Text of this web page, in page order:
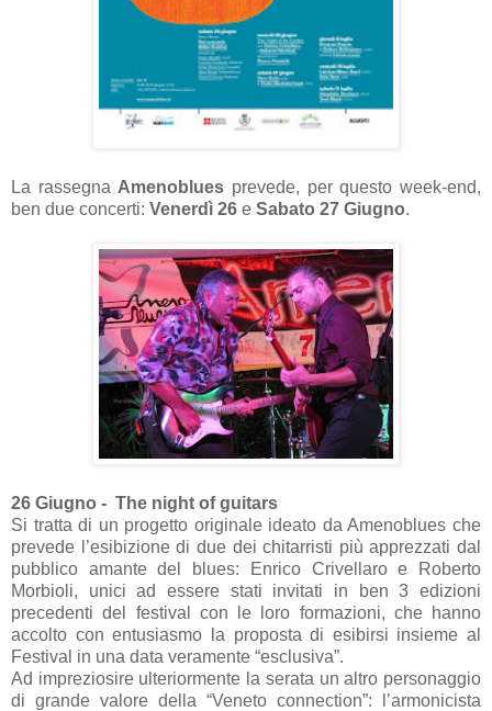
La rassegna Amenoblues prevede, per questo week-end,
ben due concerti: Venerdì 26 e Sabato 27 Giugno.
26 Giugno - The night of guitars
Si tratta di un progetto originale ideato da Amenoblues che
prevede l’esibizione di due dei chitarristi più apprezzati dal
pubblico amante del blues: Enrico Crivellaro e Roberto
Morbioli, unici ad essere stati invitati in ben 3 edizioni
precedenti del festival con le loro formazioni, che hanno
accolto con entusiasmo la proposta di esibirsi insieme al
Festival in una data veramente “esclusiva”.
Ad impreziosire ulteriormente la serata un altro personaggio
di grande valore della “Veneto connection”: l’armonicista